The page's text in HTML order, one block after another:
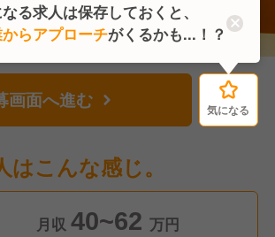
画面へ進む 気になる
はこんな感じ。
月収 40~62 万円
気になる
る求人は保存しておくと、
らアプローチがくるかも...！？